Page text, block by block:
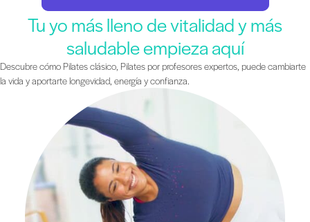
Tu yo más lleno de vitalidad y más
saludable empieza aquí
Descubre cómo Pilates clásico, Pilates por profesores expertos, puede cambiarte
la vida y aportarte longevidad, energía y confianza.